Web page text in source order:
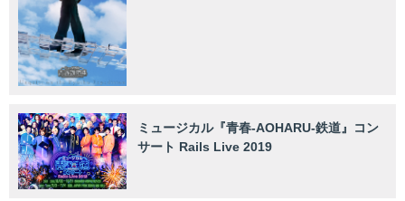
ミュージカル『青春-AOHARU-鉄道』コン
サート Rails Live 2019